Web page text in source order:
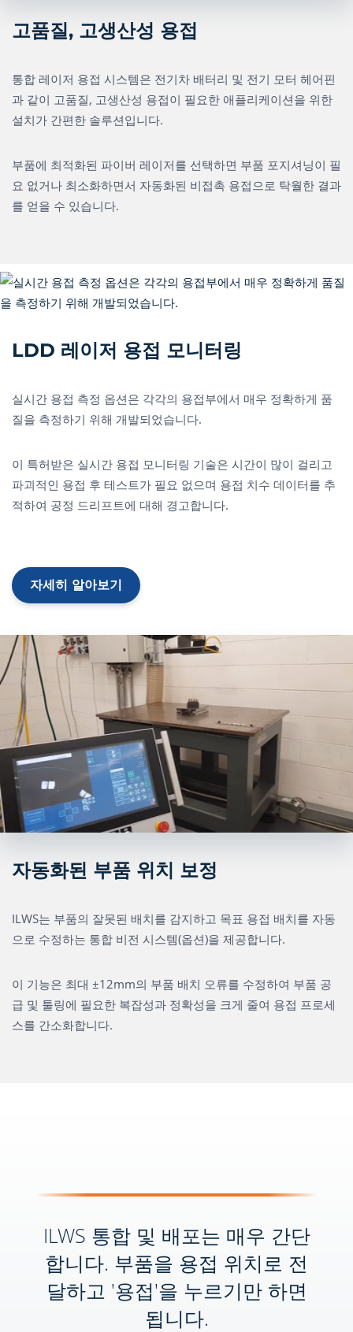
고품질, 고생산성 용접
통합 레이저 용접 시스템은 전기차 배터리 및 전기 모터 헤어핀
과 같이 고품질, 고생산성 용접이 필요한 애플리케이션을 위한
설치가 간편한 솔루션입니다.
부품에 최적화된 파이버 레이저를 선택하면 부품 포지셔닝이 필
요 없거나 최소화하면서 자동화된 비접촉 용접으로 탁월한 결과
를 얻을 수 있습니다.
LDD 레이저 용접 모니터링
실시간 용접 측정 옵션은 각각의 용접부에서 매우 정확하게 품
질을 측정하기 위해 개발되었습니다.
이 특허받은 실시간 용접 모니터링 기술은 시간이 많이 걸리고
파괴적인 용접 후 테스트가 필요 없으며 용접 치수 데이터를 추
적하여 공정 드리프트에 대해 경고합니다.
자세히 알아보기
자동화된 부품 위치 보정
ILWS는 부품의 잘못된 배치를 감지하고 목표 용접 배치를 자동
으로 수정하는 통합 비전 시스템(옵션)을 제공합니다.
이 기능은 최대 ±12mm의 부품 배치 오류를 수정하여 부품 공
급 및 툴링에 필요한 복잡성과 정확성을 크게 줄여 용접 프로세
스를 간소화합니다.
ILWS 통합 및 배포는 매우 간단
합니다. 부품을 용접 위치로 전
달하고 '용접'을 누르기만 하면
됩니다.